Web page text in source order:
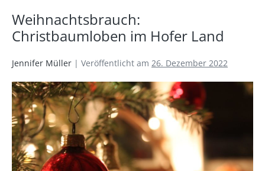
Weihnachtsbrauch:
Christbaumloben im Hofer Land
Jennifer Müller | Veröffentlicht am 26. Dezember 2022